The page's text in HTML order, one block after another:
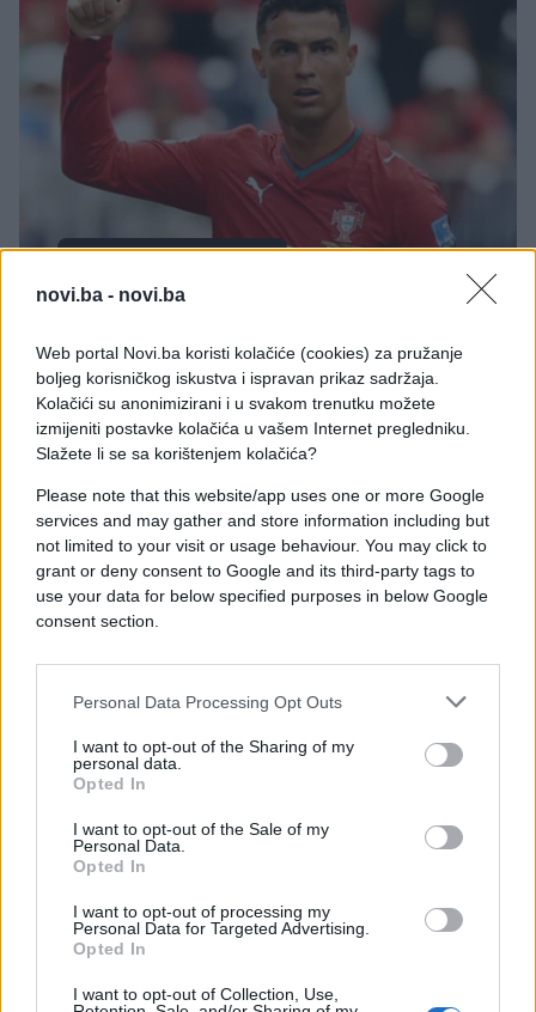
novi.ba - novi.ba
Web portal Novi.ba koristi kolačiće (cookies) za pružanje
boljeg korisničkog iskustva i ispravan prikaz sadržaja.
Kolačići su anonimizirani i u svakom trenutku možete
izmijeniti postavke kolačića u vašem Internet pregledniku.
Slažete li se sa korištenjem kolačića?
Please note that this website/app uses one or more Google
services and may gather and store information including but
not limited to your visit or usage behaviour. You may click to
grant or deny consent to Google and its third-party tags to
use your data for below specified purposes in below Google
consent section.
Personal Data Processing Opt Outs
I want to opt-out of the Sharing of my
personal data.
Opted In
I want to opt-out of the Sale of my
Personal Data.
Opted In
I want to opt-out of processing my
Personal Data for Targeted Advertising.
Opted In
I want to opt-out of Collection, Use,
Javio se Ronaldo: Evo šta Kristijano radi na dan
kada Mesi napada drugi Mundijal
Saznaj više
19.07.26. 20:48
Neviđen skandal uoči finala, javnost u nevjerici:
Policija na izlazu iz hotela pretresala...